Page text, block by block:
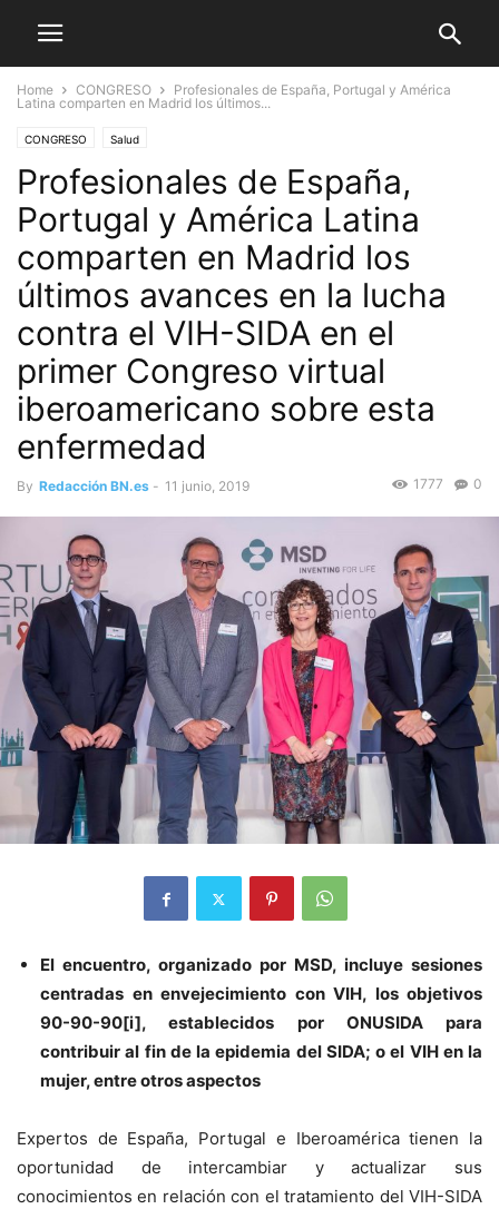
Home CONGRESO
Profesionales de España, Portugal y América
Latina comparten en Madrid los últimos...
CONGRESO Salud
Profesionales de España,
Portugal y América Latina
comparten en Madrid los
últimos avances en la lucha
contra el VIH-SIDA en el
primer Congreso virtual
iberoamericano sobre esta
enfermedad
By Redacción BN.es - 11 junio, 2019 0
1777
El encuentro, organizado por MSD, incluye sesiones
centradas en envejecimiento con VIH, los objetivos
90-90-90[i], establecidos por ONUSIDA para
contribuir al fin de la epidemia del SIDA; o el VIH en la
mujer, entre otros aspectos
Expertos de España, Portugal e Iberoamérica tienen la
oportunidad de intercambiar y actualizar sus
conocimientos en relación con el tratamiento del VIH-SIDA